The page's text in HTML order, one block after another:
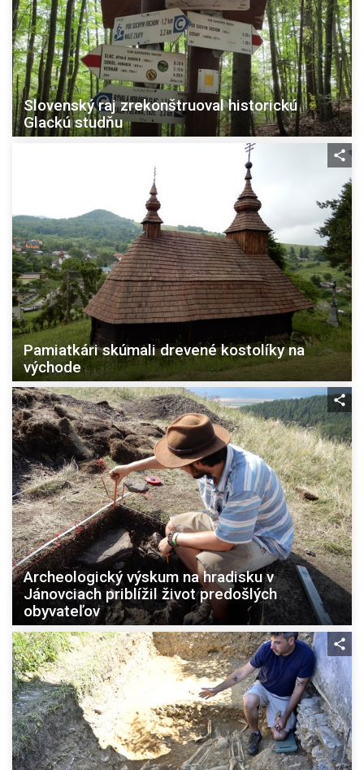
Slovenský raj zrekonštruoval historickú
Glackú studňu
Pamiatkári skúmali drevené kostolíky na
východe
Archeologický výskum na hradisku v
Jánovciach priblížil život predošlých
obyvateľov